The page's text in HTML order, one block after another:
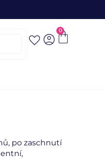
0
po zaschnutí